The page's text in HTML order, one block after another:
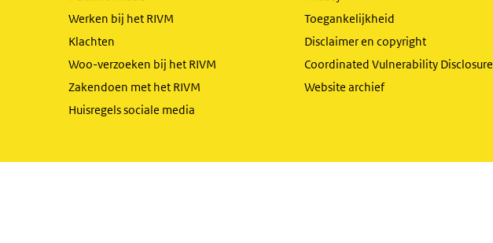
Werken bij het RIVM
Klachten
Woo-verzoeken bij het RIVM
Zakendoen met het RIVM
Huisregels sociale media
Toegankelijkheid
Disclaimer en copyright
Coordinated Vulnerability Disclosure
Website archief